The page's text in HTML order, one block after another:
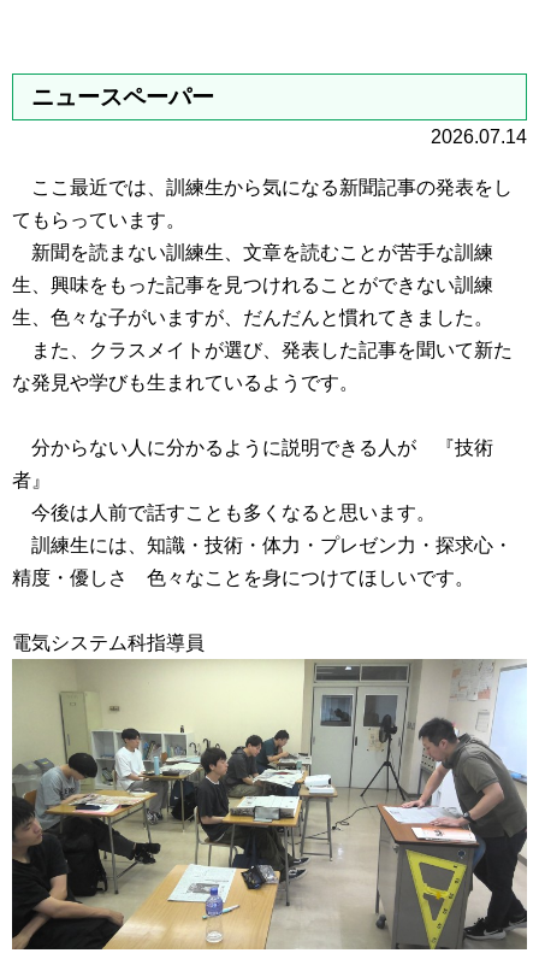
ニュースペーパー
2026.07.14
ここ最近では、訓練生から気になる新聞記事の発表をし
てもらっています。
新聞を読まない訓練生、文章を読むことが苦手な訓練
生、興味をもった記事を見つけれることができない訓練
生、色々な子がいますが、だんだんと慣れてきました。
また、クラスメイトが選び、発表した記事を聞いて新た
な発見や学びも生まれているようです。
分からない人に分かるように説明できる人が 『技術
者』
今後は人前で話すことも多くなると思います。
訓練生には、知識・技術・体力・プレゼン力・探求心・
精度・優しさ 色々なことを身につけてほしいです。
電気システム科指導員